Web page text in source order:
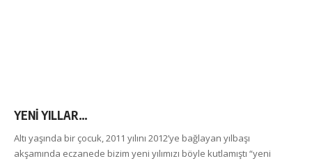
YENİ YILLAR…
Altı yaşında bir çocuk, 2011 yılını 2012’ye bağlayan yılbaşı
akşamında eczanede bizim yeni yılımızı böyle kutlamıştı “yeni